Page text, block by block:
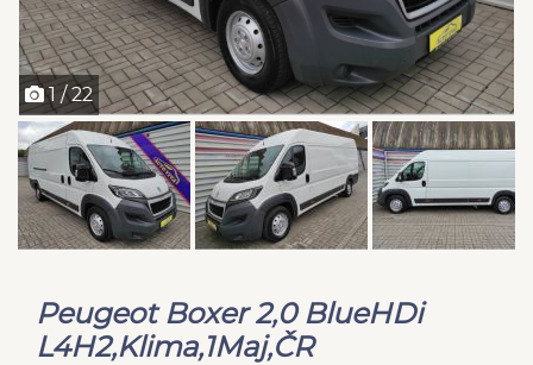
1 / 22
Peugeot Boxer 2,0 BlueHDi
L4H2,Klima,1Maj,ČR